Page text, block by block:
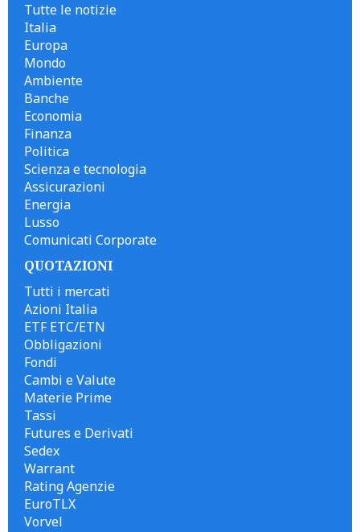
Tutte le notizie
Italia
Europa
Mondo
Ambiente
Banche
Economia
Finanza
Politica
Scienza e tecnologia
Assicurazioni
Energia
Lusso
Comunicati Corporate
QUOTAZIONI
Tutti i mercati
Azioni Italia
ETF ETC/ETN
Obbligazioni
Fondi
Cambi e Valute
Materie Prime
Tassi
Futures e Derivati
Sedex
Warrant
Rating Agenzie
EuroTLX
Vorvel